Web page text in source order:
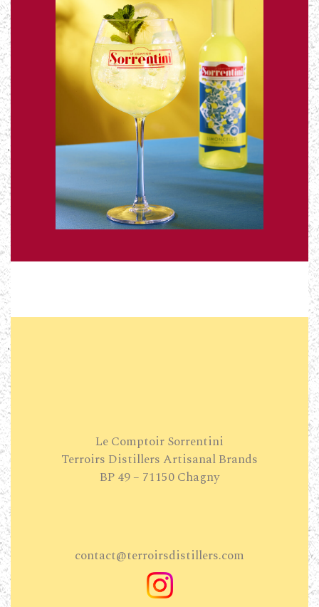
Cocktail
Le Sorrentini
Spritz
Le Comptoir Sorrentini
Terroirs Distillers Artisanal Brands
BP 49 – 71150 Chagny
contact@terroirsdistillers.com